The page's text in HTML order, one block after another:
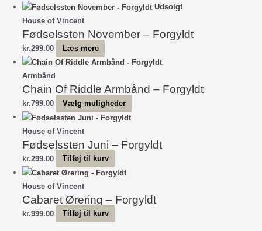
Udsolgt
House of Vincent
Fødselssten November – Forgyldt
kr.299.00 Læs mere
Armbånd
Chain Of Riddle Armbånd – Forgyldt
kr.799.00 Vælg muligheder
flere
vælges
House of Vincent
Fødselssten Juni – Forgyldt
kr.299.00 Tilføj til kurv
House of Vincent
Cabaret Ørering – Forgyldt
kr.999.00 Tilføj til kurv